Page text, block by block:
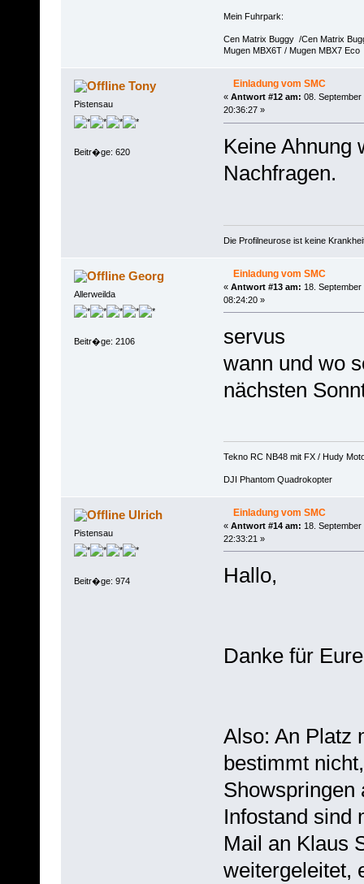
Mein Fuhrpark:
Cen Matrix Buggy /Cen Matrix
Mugen MBX6T / Mugen MBX7 Eco
Tony
Pistensau
Beitr�ge: 620
Einladung vom SMC
« Antwort #12 am: 08. September
20:36:27 »
Keine Ahnung
Nachfragen.
Die Profilneurose ist keine
Georg
Allerweilda
Beitr�ge: 2106
Einladung vom SMC
« Antwort #13 am: 18. September
08:24:20 »
servus
wann und wo
nächsten
Tekno RC NB48 mit FX / Hudy
DJI Phantom Quadrokopter
Ulrich
Pistensau
Beitr�ge: 974
Einladung vom SMC
« Antwort #14 am: 18. September
22:33:21 »
Hallo,
Danke für
Also: An Platz
bestimmt
Showspringen
Infostand sind
Mail an Klaus
weitergeleitet,